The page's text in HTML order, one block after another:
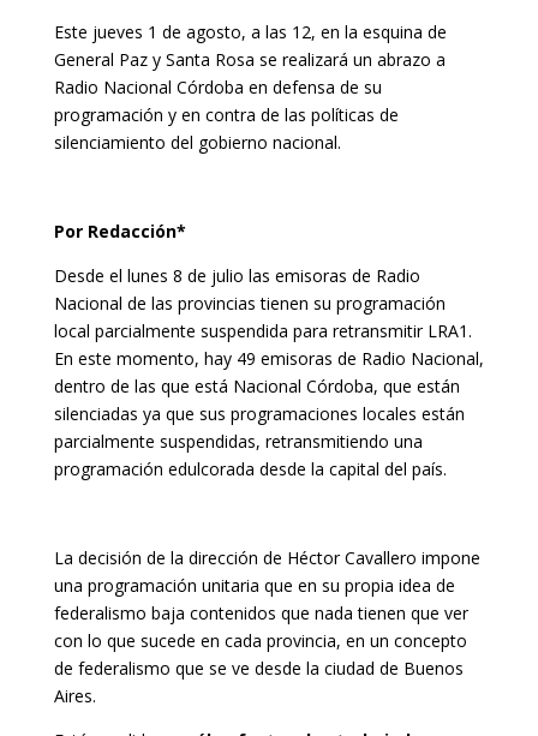
Este jueves 1 de agosto, a las 12, en la esquina de
General Paz y Santa Rosa se realizará un abrazo a
Radio Nacional Córdoba en defensa de su
programación y en contra de las políticas de
silenciamiento del gobierno nacional.
Por Redacción*
Desde el lunes 8 de julio las emisoras de Radio
Nacional de las provincias tienen su programación
local parcialmente suspendida para retransmitir LRA1.
En este momento, hay 49 emisoras de Radio Nacional,
dentro de las que está Nacional Córdoba, que están
silenciadas ya que sus programaciones locales están
parcialmente suspendidas, retransmitiendo una
programación edulcorada desde la capital del país.
La decisión de la dirección de Héctor Cavallero impone
una programación unitaria que en su propia idea de
federalismo baja contenidos que nada tienen que ver
con lo que sucede en cada provincia, en un concepto
de federalismo que se ve desde la ciudad de Buenos
Aires.